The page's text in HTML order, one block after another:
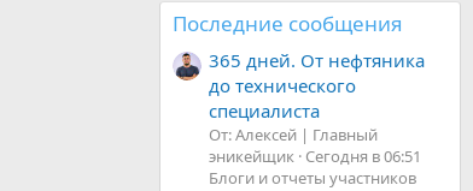
Последние сообщения
365 дней. От нефтяника
до технического
специалиста
От: Алексей | Главный
эникейщик Сегодня в 06:51
Блоги и отчеты участников